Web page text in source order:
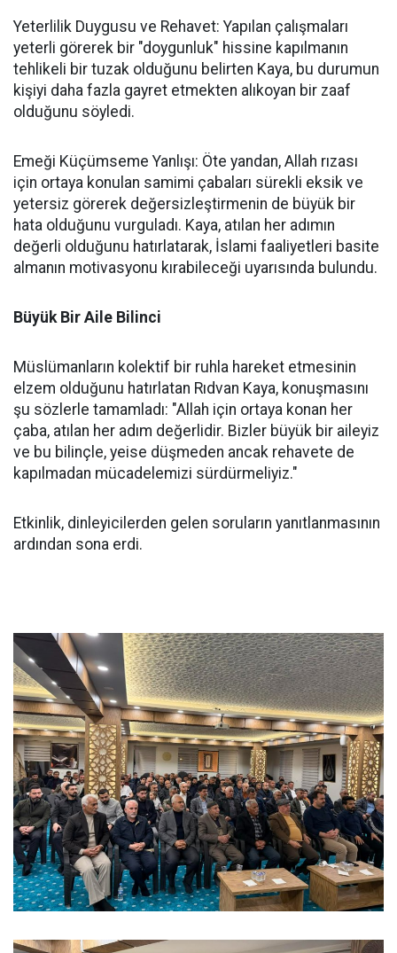
Yeterlilik Duygusu ve Rehavet: Yapılan çalışmaları
yeterli görerek bir "doygunluk" hissine kapılmanın
tehlikeli bir tuzak olduğunu belirten Kaya, bu durumun
kişiyi daha fazla gayret etmekten alıkoyan bir zaaf
olduğunu söyledi.
Emeği Küçümseme Yanlışı: Öte yandan, Allah rızası
için ortaya konulan samimi çabaları sürekli eksik ve
yetersiz görerek değersizleştirmenin de büyük bir
hata olduğunu vurguladı. Kaya, atılan her adımın
değerli olduğunu hatırlatarak, İslami faaliyetleri basite
almanın motivasyonu kırabileceği uyarısında bulundu.
Büyük Bir Aile Bilinci
Müslümanların kolektif bir ruhla hareket etmesinin
elzem olduğunu hatırlatan Rıdvan Kaya, konuşmasını
şu sözlerle tamamladı: "Allah için ortaya konan her
çaba, atılan her adım değerlidir. Bizler büyük bir aileyiz
ve bu bilinçle, yeise düşmeden ancak rehavete de
kapılmadan mücadelemizi sürdürmeliyiz."
Etkinlik, dinleyicilerden gelen soruların yanıtlanmasının
ardından sona erdi.